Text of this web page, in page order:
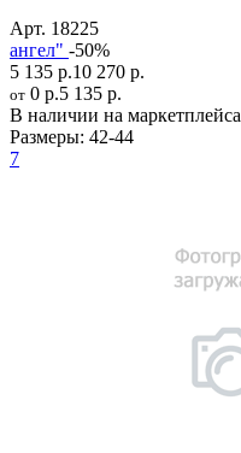
Арт. 18225
ангел" -50%
5 135 р.10 270 р.
от 0 р.5 135 р.
В наличии на
Размеры: 42-44
7